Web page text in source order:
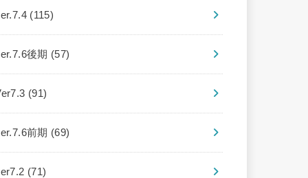
(115)
後期 (57)
(91)
前期 (69)
(71)